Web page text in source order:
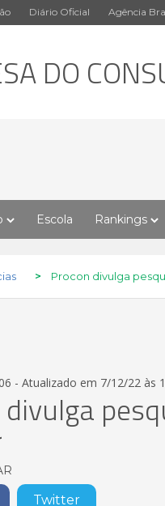
Diário Oficial Agência
DO
Escola Rankings
> Procon divulga
- Atualizado em 7/12/22 às
Twitter